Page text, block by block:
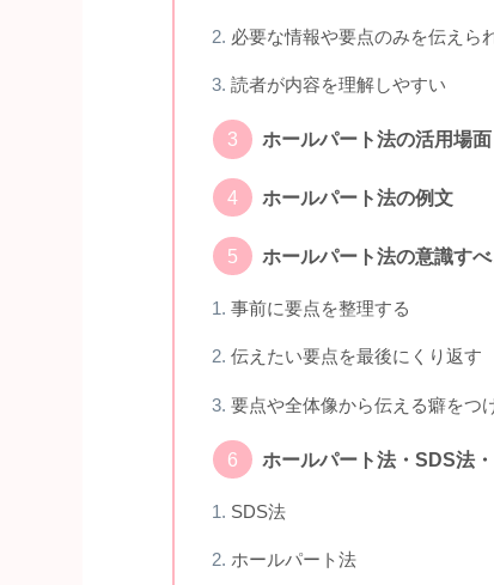
必要な情報や要点のみを伝えら
読者が内容を理解しやすい
ホールパート法の活用場面
ホールパート法の例文
ホールパート法の意識す
事前に要点を整理する
伝えたい要点を最後にくり返す
要点や全体像から伝える癖をつ
ホールパート法・SDS法
SDS法
ホールパート法